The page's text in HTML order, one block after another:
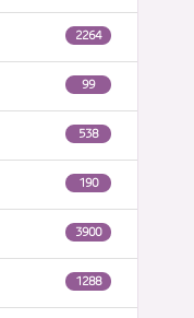
2264
99
538
190
3900
1288